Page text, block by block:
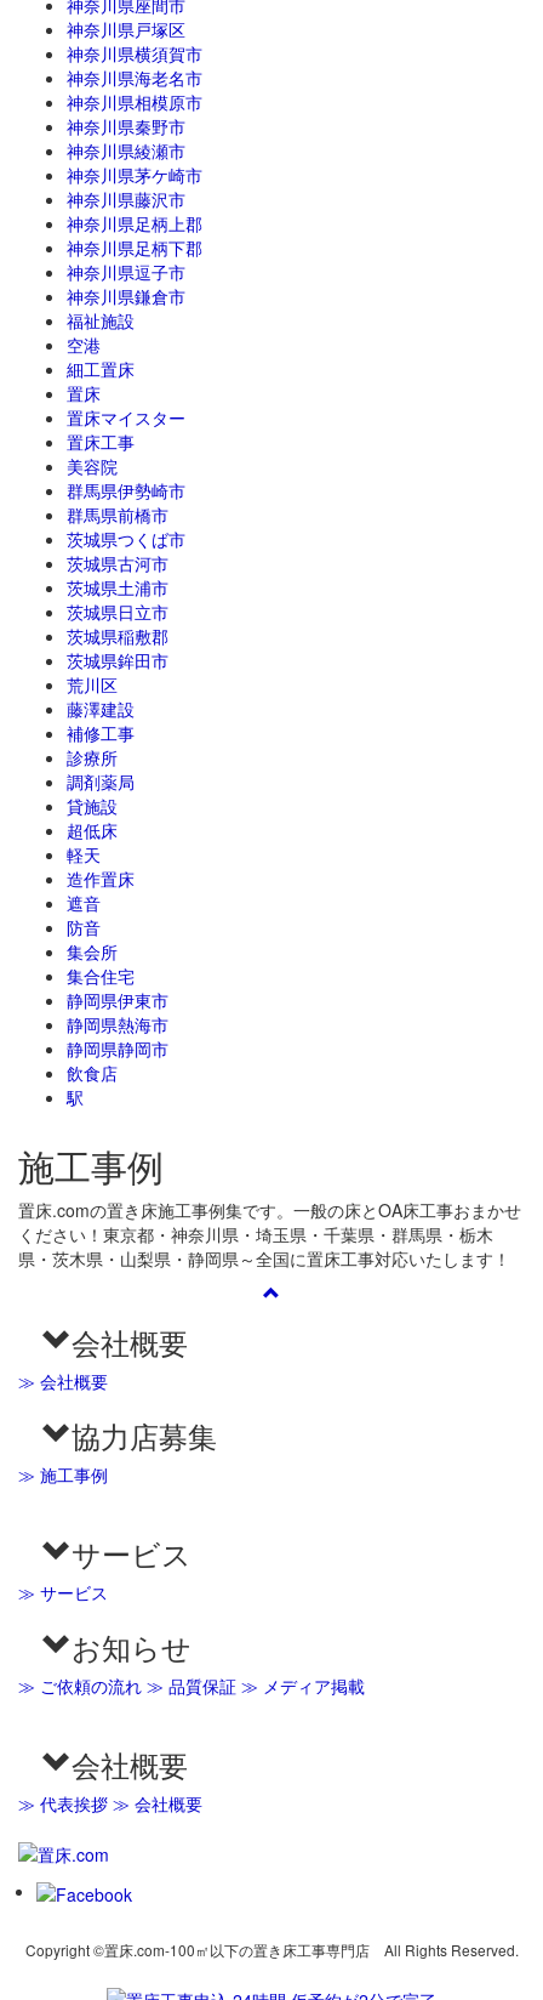
神奈川県座間市
神奈川県戸塚区
神奈川県横須賀市
神奈川県海老名市
神奈川県相模原市
神奈川県秦野市
神奈川県綾瀬市
神奈川県茅ケ崎市
神奈川県藤沢市
神奈川県足柄上郡
神奈川県足柄下郡
神奈川県逗子市
神奈川県鎌倉市
福祉施設
空港
細工置床
置床
置床マイスター
置床工事
美容院
群馬県伊勢崎市
群馬県前橋市
茨城県つくば市
茨城県古河市
茨城県土浦市
茨城県日立市
茨城県稲敷郡
茨城県鉾田市
荒川区
藤澤建設
補修工事
診療所
調剤薬局
貸施設
超低床
軽天
造作置床
遮音
防音
集会所
集合住宅
静岡県伊東市
静岡県熱海市
静岡県静岡市
飲食店
駅
施工事例
置床.comの置き床施工事例集です。一般の床とOA床工事おまかせ
ください！東京都・神奈川県・埼玉県・千葉県・群馬県・栃木
県・茨木県・山梨県・静岡県～全国に置床工事対応いたします！
会社概要
≫ 会社概要
協力店募集
≫ 施工事例
サービス
≫ サービス
お知らせ
≫ ご依頼の流れ ≫ 品質保証 ≫ メディア掲載
会社概要
≫ 代表挨拶 ≫ 会社概要
Copyright ©置床.com-100㎡以下の置き床工事専門店 All Rights Reserved.